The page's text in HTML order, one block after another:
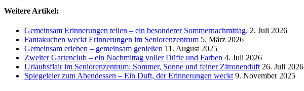
Weitere Artikel:
Gemeinsam Erinnerungen teilen – ein besonderer Sommernachmittag. 2. Juli 2026
Fantakuchen weckt Erinnerungen im Seniorenzentrum 5. März 2026
Gemeinsam erleben – gemeinsam genießen 11. August 2025
Zweiter Gartenclub – ein Nachmittag voller Düfte und Farben 4. Juli 2026
Urlaubsflair im Seniorenzentrum: Sommer, Sonne und feiner Zitronenduft 26. Juli 2026
Spiegeleier zum Abendessen – Ein Duft, der Erinnerungen weckt 9. November 2025